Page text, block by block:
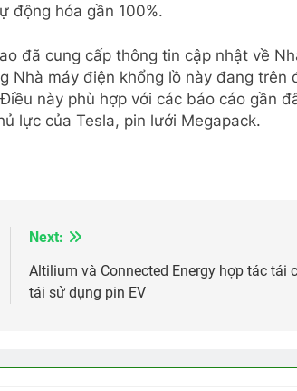
động hóa gần 100%.
đã cung cấp thông tin cập nhật về
Nhà máy điện khổng lồ này đang trên
này phù hợp với các báo cáo gần
lực của Tesla, pin lưới Megapack.
Next:
Altilium và Connected Energy hợp tác tái
tái sử dụng pin EV